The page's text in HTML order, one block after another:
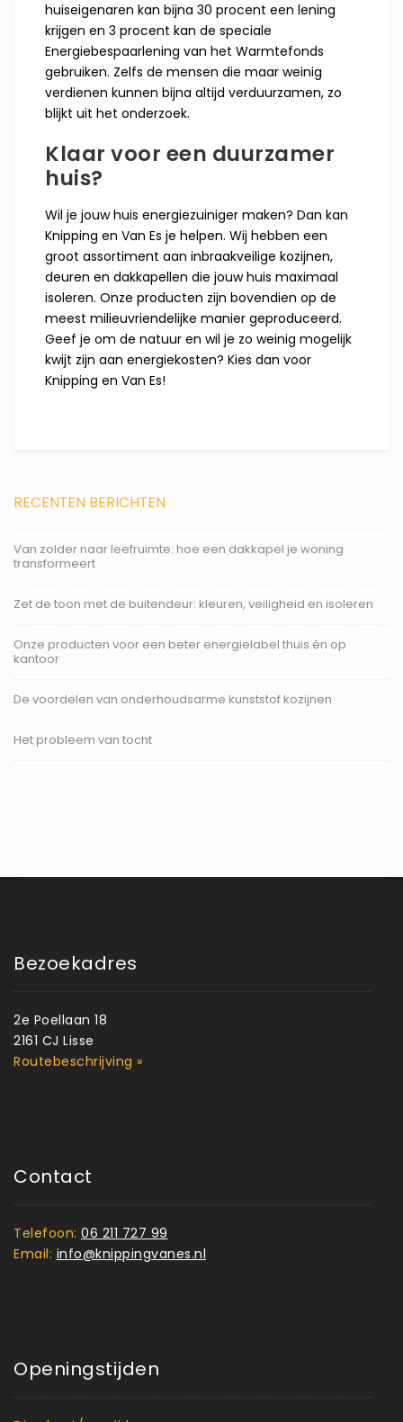
huiseigenaren kan bijna 30 procent een lening
krijgen en 3 procent kan de speciale
Energiebespaarlening van het Warmtefonds
gebruiken. Zelfs de mensen die maar weinig
verdienen kunnen bijna altijd verduurzamen, zo
blijkt uit het onderzoek.
Klaar voor een duurzamer
huis?
Wil je jouw huis energiezuiniger maken? Dan kan
Knipping en Van Es je helpen. Wij hebben een
groot assortiment aan inbraakveilige kozijnen,
deuren en dakkapellen die jouw huis maximaal
isoleren. Onze producten zijn bovendien op de
meest milieuvriendelijke manier geproduceerd.
Geef je om de natuur en wil je zo weinig mogelijk
kwijt zijn aan energiekosten? Kies dan voor
Knipping en Van Es!
RECENTEN BERICHTEN
Van zolder naar leefruimte: hoe een dakkapel je woning
transformeert
Zet de toon met de buitendeur: kleuren, veiligheid en isoleren
Onze producten voor een beter energielabel thuis én op
kantoor
De voordelen van onderhoudsarme kunststof kozijnen
Het probleem van tocht
Bezoekadres
2e Poellaan 18
2161 CJ Lisse
Routebeschrijving »
Contact
Telefoon: 06 211 727 99
Email: info@knippingvanes.nl
Openingstijden